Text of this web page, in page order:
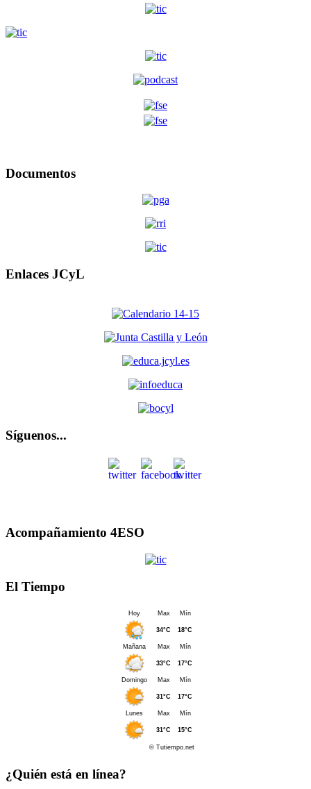
Documentos
Enlaces JCyL
Síguenos...
Acompañamiento 4ESO
El Tiempo
¿Quién está en línea?